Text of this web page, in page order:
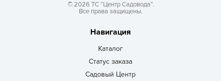
© 2026 ТС “Центр Садовода”.
Все права защищены.
Навигация
Каталог
Статус заказа
Садовый Центр